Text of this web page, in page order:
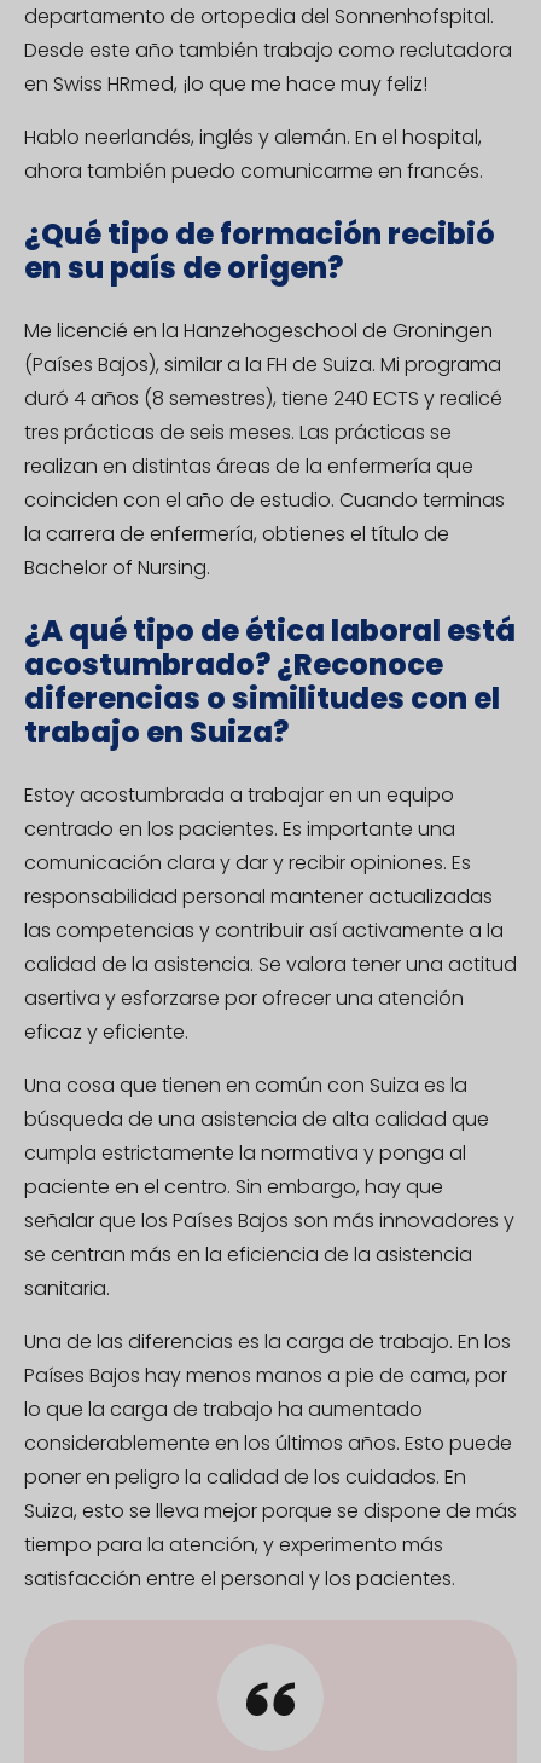
departamento de ortopedia del Sonnenhofspital.
Desde este año también trabajo como reclutadora
en Swiss HRmed, ¡lo que me hace muy feliz!
Hablo neerlandés, inglés y alemán. En el hospital,
ahora también puedo comunicarme en francés.
¿Qué tipo de formación recibió
en su país de origen?
Me licencié en la Hanzehogeschool de Groningen
(Países Bajos), similar a la FH de Suiza. Mi programa
duró 4 años (8 semestres), tiene 240 ECTS y realicé
tres prácticas de seis meses. Las prácticas se
realizan en distintas áreas de la enfermería que
coinciden con el año de estudio. Cuando terminas
la carrera de enfermería, obtienes el título de
Bachelor of Nursing.
¿A qué tipo de ética laboral está
acostumbrado? ¿Reconoce
diferencias o similitudes con el
trabajo en Suiza?
Estoy acostumbrada a trabajar en un equipo
centrado en los pacientes. Es importante una
comunicación clara y dar y recibir opiniones. Es
responsabilidad personal mantener actualizadas
las competencias y contribuir así activamente a la
calidad de la asistencia. Se valora tener una actitud
asertiva y esforzarse por ofrecer una atención
eficaz y eficiente.
Una cosa que tienen en común con Suiza es la
búsqueda de una asistencia de alta calidad que
cumpla estrictamente la normativa y ponga al
paciente en el centro. Sin embargo, hay que
señalar que los Países Bajos son más innovadores y
se centran más en la eficiencia de la asistencia
sanitaria.
Una de las diferencias es la carga de trabajo. En los
Países Bajos hay menos manos a pie de cama, por
lo que la carga de trabajo ha aumentado
considerablemente en los últimos años. Esto puede
poner en peligro la calidad de los cuidados. En
Suiza, esto se lleva mejor porque se dispone de más
tiempo para la atención, y experimento más
satisfacción entre el personal y los pacientes.